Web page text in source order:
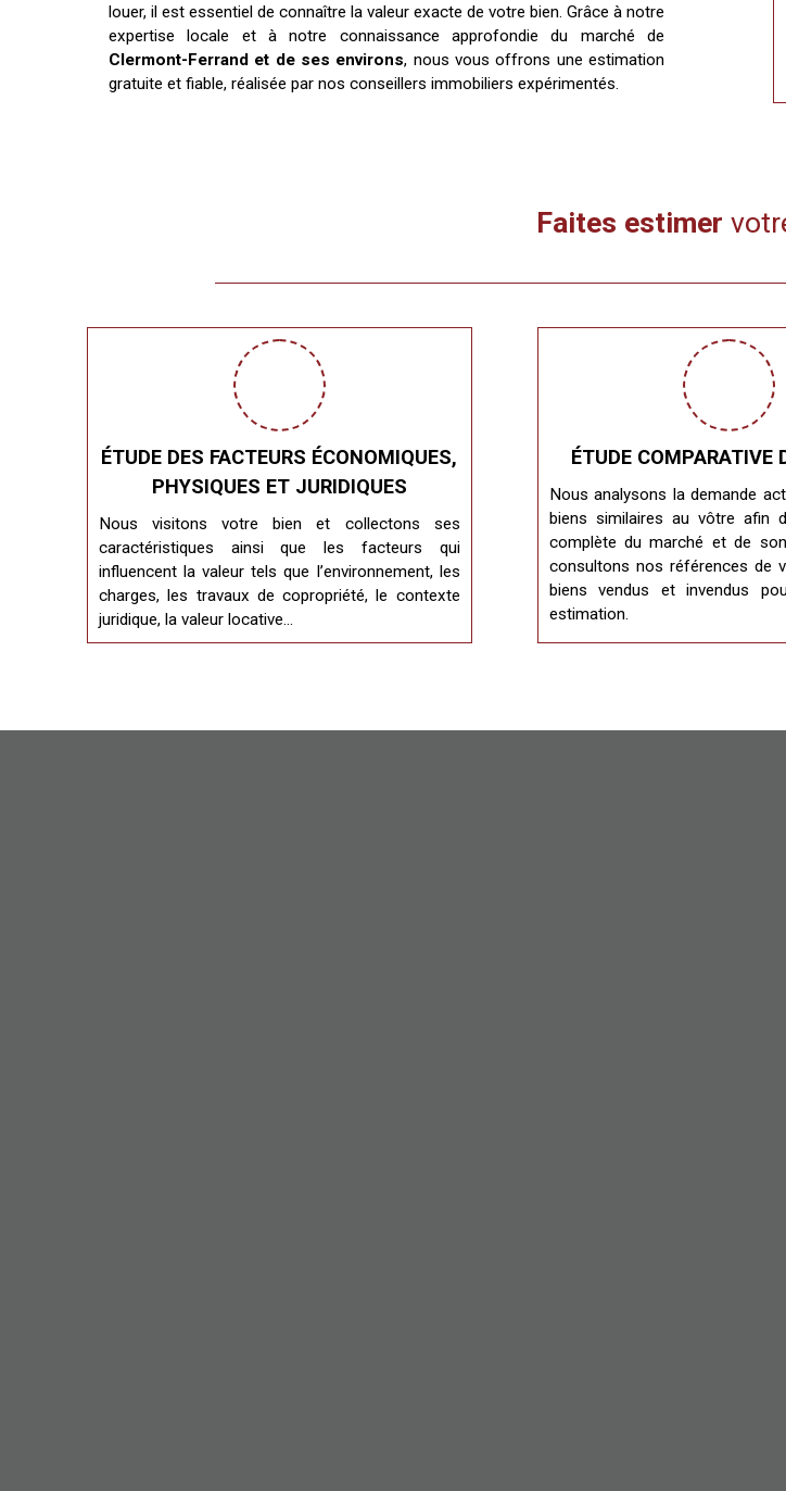
louer, il est essentiel de connaître la valeur exacte de votre bien. Grâce à notre
expertise locale et à notre connaissance approfondie du marché de
Clermont-Ferrand et de ses environs, nous vous offrons une estimation
gratuite et fiable, réalisée par nos conseillers immobiliers expérimentés.
Faites estimer
ÉTUDE DES FACTEURS ÉCONOMIQUES,
PHYSIQUES ET JURIDIQUES
Nous visitons votre bien et collectons ses
caractéristiques ainsi que les facteurs qui
influencent la valeur tels que l’environnement, les
charges, les travaux de copropriété, le contexte
juridique, la valeur locative…
ÉTUDE COMPARATIVE
Nous analysons la demande
biens similaires au vôtre afin
complète du marché et de
consultons nos références de
biens vendus et invendus
estimation.